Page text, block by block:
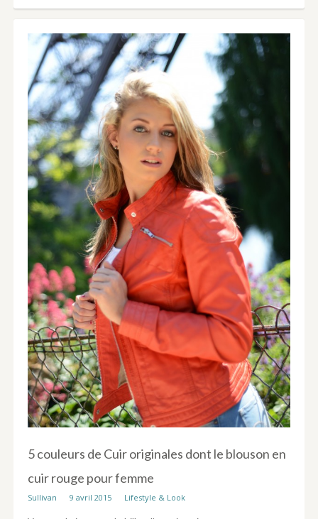
5 couleurs de Cuir originales dont le blouson en
cuir rouge pour femme
Sullivan 9 avril 2015 Lifestyle & Look